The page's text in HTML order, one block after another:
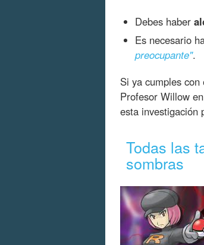
Debes haber
Es necesario
preocupante".
Si ya cumples
Profesor Willow
esta investigación
Todas las
sombras